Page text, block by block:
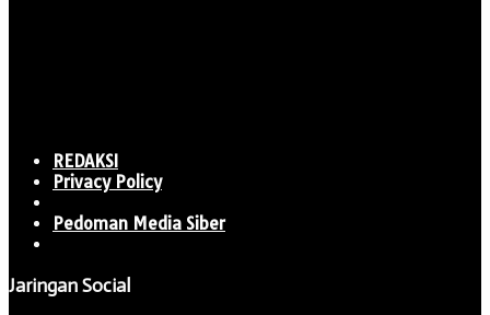
REDAKSI
Privacy Policy
Pedoman Media Siber
Jaringan Social